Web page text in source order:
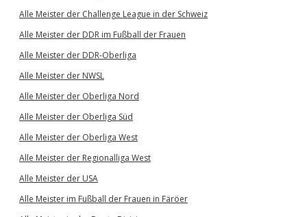
Alle Meister der Challenge League in der Schweiz
Alle Meister der DDR im Fußball der Frauen
Alle Meister der DDR-Oberliga
Alle Meister der NWSL
Alle Meister der Oberliga Nord
Alle Meister der Oberliga Süd
Alle Meister der Oberliga West
Alle Meister der Regionalliga West
Alle Meister der USA
Alle Meister im Fußball der Frauen in Färöer